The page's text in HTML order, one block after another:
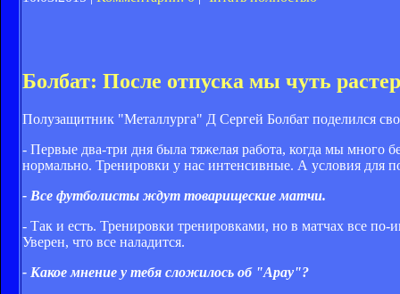
Болбат: После отпуска мы чуть
Полузащитник "Металлурга" Д Сергей Болбат поделился
- Первые два-три дня была тяжелая работа, когда мы много
нормально. Тренировки у нас интенсивные. А условия для
- Все футболисты ждут товарищеские матчи.
- Так и есть. Тренировки тренировками, но в матчах все по-
Уверен, что все наладится.
- Какое мнение у тебя сложилось об "Арау"?